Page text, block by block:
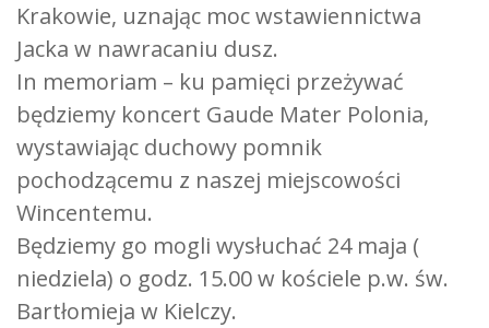
Krakowie, uznając moc wstawiennictwa
Jacka w nawracaniu dusz.
In memoriam – ku pamięci przeżywać
będziemy koncert Gaude Mater Polonia,
wystawiając duchowy pomnik
pochodzącemu z naszej miejscowości
Wincentemu.
Będziemy go mogli wysłuchać 24 maja (
niedziela) o godz. 15.00 w kościele p.w. św.
Bartłomieja w Kielczy.